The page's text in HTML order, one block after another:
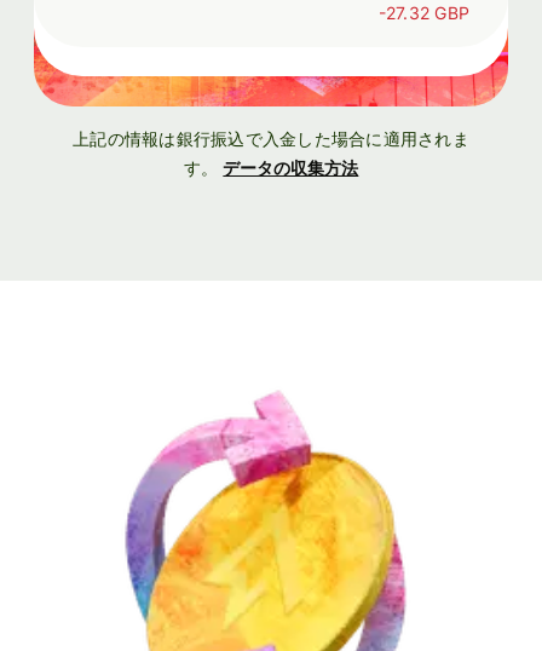
-27.32 GBP
上記の情報は銀行振込で入金した場合に適用されま
す。
データの収集方法